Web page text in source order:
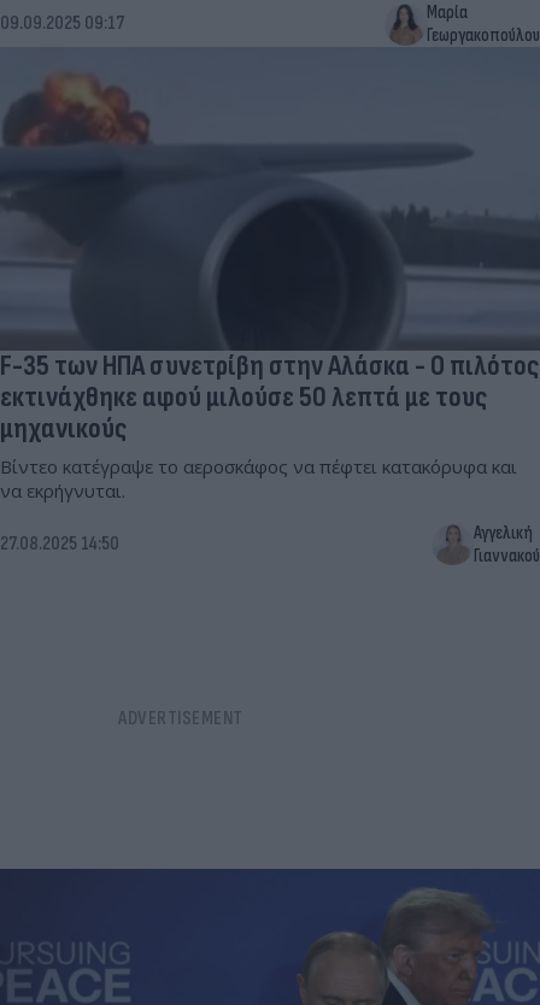
09.09.2025 09:17
Μαρία
Γεωργακοπούλου
F-35 των ΗΠΑ συνετρίβη στην Αλάσκα - Ο πιλότος
εκτινάχθηκε αφού μιλούσε 50 λεπτά με τους
μηχανικούς
Βίντεο κατέγραψε το αεροσκάφος να πέφτει κατακόρυφα και
να εκρήγνυται.
27.08.2025 14:50
Αγγελική
Γιαννακού